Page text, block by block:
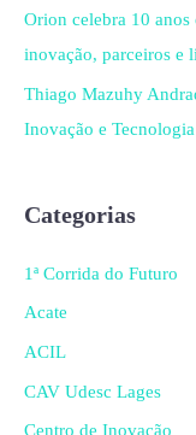
Orion celebra 10 anos
inovação, parceiros e
Thiago Mazuhy
Inovação e
Categorias
1ª Corrida do Futuro
Acate
ACIL
CAV Udesc Lages
Centro de Inovação